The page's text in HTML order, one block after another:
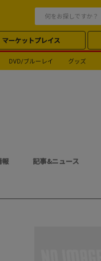
マーケットプレイス
DVD/ブルーレイ グッズ
報 記事&ニュース